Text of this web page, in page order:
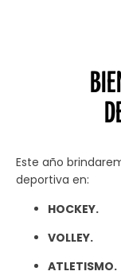
Este año
deportiva en:
HOCKEY.
VOLLEY.
ATLETISMO.